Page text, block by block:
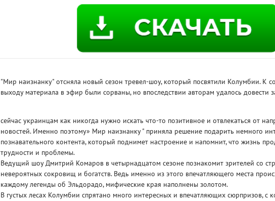
"Мир наизнанку" отсняла новый сезон тревел-шоу, который посвятили Колумбии. К
выходу материала в эфир были сорваны, но впоследствии авторам удалось довести
сейчас украинцам как никогда нужно искать что-то позитивное и отвлекаться от
новостей. Именно поэтому» Мир наизнанку " приняла решение подарить немного
познавательного контента, который поднимет настроение и напомнит, что жизнь
трудности и проблемы.
Ведущий шоу Дмитрий Комаров в четырнадцатом сезоне познакомит зрителей со
невероятных сокровищ и богатств. Ведь именно из этого впечатляющего места
каждому легенды об Эльдорадо, мифические края наполнены золотом.
В густых лесах Колумбии спрятано много интересных и впечатляющих сюрпризов, с